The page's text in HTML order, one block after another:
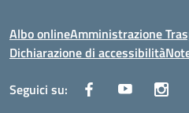
Albo onlineAmministrazione
Dichiarazione di accessibilità
Seguici su: